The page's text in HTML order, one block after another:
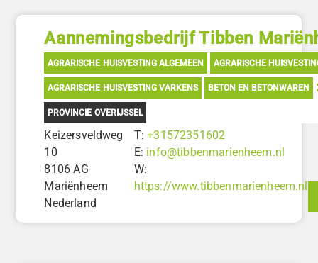
Aannemingsbedrijf Tibben
AGRARISCHE HUISVESTING ALGEMEEN AGRARISCHE
AGRARISCHE HUISVESTING VARKENS BETON EN BETONWAREN
PROVINCIE OVERIJSSEL
Keizersveldweg
10
8106 AG
Mariënheem
Nederland
T:+31572351602
E: info@tibbenmarienheem.nl
W:
https://www.tibbenmarienheem.nl